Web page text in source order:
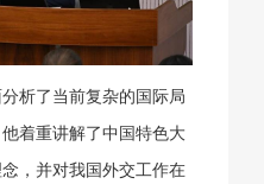
析了当前复杂的国际局
着重讲解了中国特色大
，并对我国外交工作在